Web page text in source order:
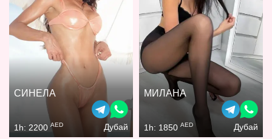
СИНЕЛА
1h: 2200 AED Дубай
МИЛАНА
1h: 1850 AED Дубай